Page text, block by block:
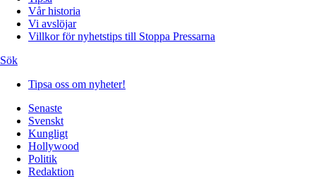
Vår historia
Vi avslöjar
Villkor för nyhetstips till Stoppa Pressarna
Sök
Tipsa oss om nyheter!
Senaste
Svenskt
Kungligt
Hollywood
Politik
Redaktion